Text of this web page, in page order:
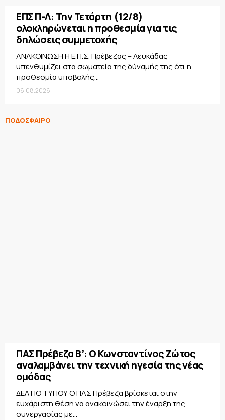
ΕΠΣ Π-Λ: Την Τετάρτη (12/8)
ολοκληρώνεται η προθεσμία για τις
δηλώσεις συμμετοχής
ΑΝΑΚΟΙΝΩΣΗ Η Ε.Π.Σ. Πρέβεζας – Λευκάδας
υπενθυμίζει στα σωματεία της δύναμής της ότι η
προθεσμία υποβολής...
06.08.2026
ΠΟΔΟΣΦΑΙΡΟ
ΠΑΣ Πρέβεζα Β’: Ο Κωνσταντίνος Ζώτος
αναλαμβάνει την τεχνική ηγεσία της νέας
ομάδας
ΔΕΛΤΙΟ ΤΥΠΟΥ Ο ΠΑΣ Πρέβεζα βρίσκεται στην
ευχάριστη θέση να ανακοινώσει την έναρξη της
συνεργασίας με...